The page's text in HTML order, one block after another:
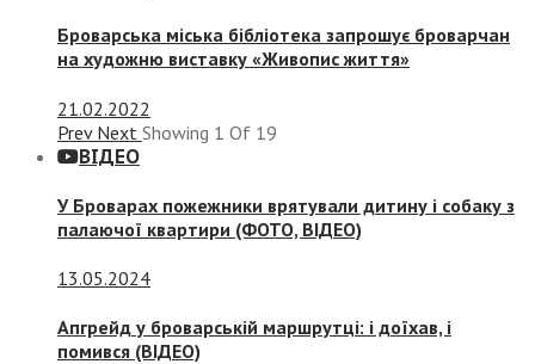
Броварська міська бібліотека запрошує броварчан
на художню виставку «Живопис життя»
21.02.2022
Prev Next Showing 1 Of 19
ВІДЕО
У Броварах пожежники врятували дитину і собаку з
палаючої квартири (ФОТО, ВІДЕО)
13.05.2024
Апгрейд у броварській маршрутці: і доїхав, і
помився (ВІДЕО)